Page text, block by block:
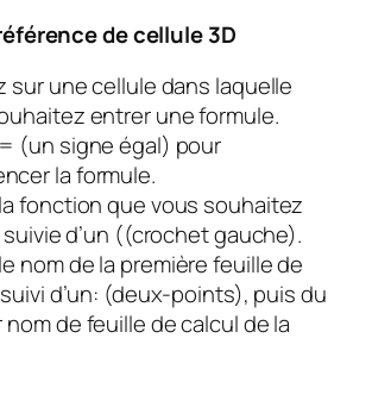
de cellule 3D
sur une cellule dans laquelle
entrer une formule.
(un signe égal) pour
la formule.
fonction que vous souhaitez
d’un ((crochet gauche).
nom de la première feuille de
d’un: (deux-points), puis du
de feuille de calcul de la